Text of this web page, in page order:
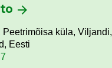
Peetrimõisa küla, Viljandi,
Eesti